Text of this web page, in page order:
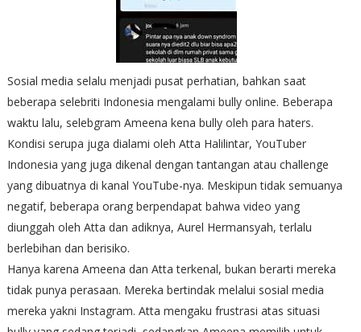
Sosial media selalu menjadi pusat perhatian, bahkan saat
beberapa selebriti Indonesia mengalami bully online. Beberapa
waktu lalu, selebgram Ameena kena bully oleh para haters.
Kondisi serupa juga dialami oleh Atta Halilintar, YouTuber
Indonesia yang juga dikenal dengan tantangan atau challenge
yang dibuatnya di kanal YouTube-nya. Meskipun tidak semuanya
negatif, beberapa orang berpendapat bahwa video yang
diunggah oleh Atta dan adiknya, Aurel Hermansyah, terlalu
berlebihan dan berisiko.
Hanya karena Ameena dan Atta terkenal, bukan berarti mereka
tidak punya perasaan. Mereka bertindak melalui sosial media
mereka yakni Instagram. Atta mengaku frustrasi atas situasi